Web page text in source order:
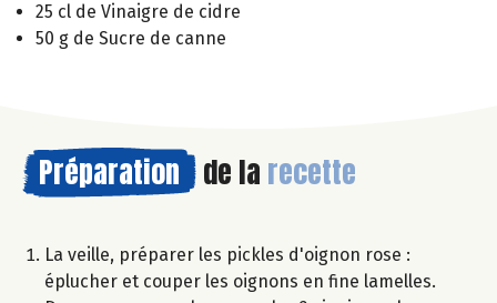
25 cl de Vinaigre de cidre
50 g de Sucre de canne
Préparation de la recette
La veille, préparer les pickles d'oignon rose :
éplucher et couper les oignons en fine lamelles.